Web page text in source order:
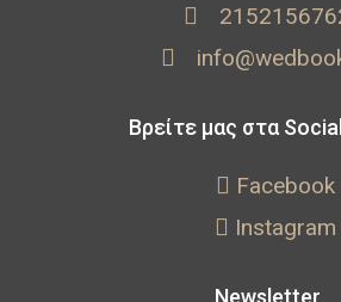
Βρείτε μας στα
Facebook
Instagram
Newsletter